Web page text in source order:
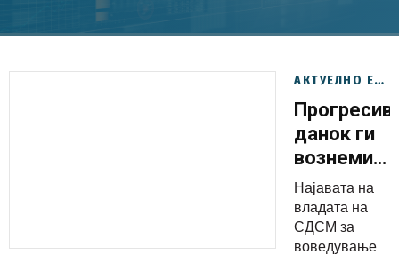
МОЗАИК
АКТУЕЛНО ЕКОНОМИЈА
данок ги
вознемири
и
Најавата на
владата на
СДСМ за
воведување